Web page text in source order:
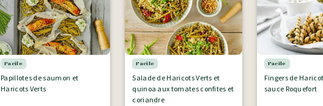
Facile
Papillotes de saumon et
Haricots Verts
Facile
Salade de Haricots Verts et
quinoa aux tomates confites et
coriandre
Facile
Fingers de
sauce Roquefort